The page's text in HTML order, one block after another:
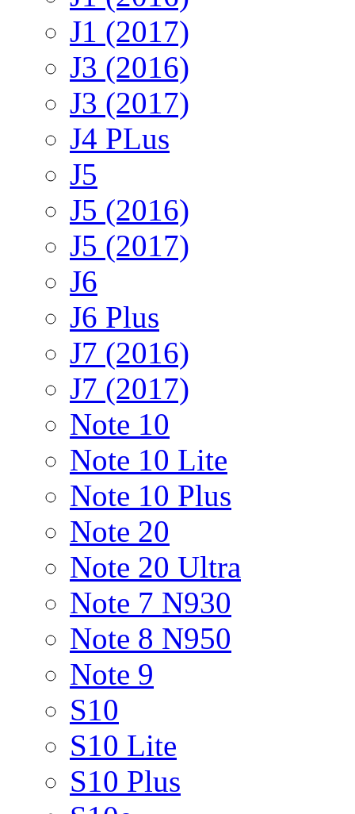
J1 (2017)
J3 (2016)
J3 (2017)
J4 PLus
J5
J5 (2016)
J5 (2017)
J6
J6 Plus
J7 (2016)
J7 (2017)
Note 10
Note 10 Lite
Note 10 Plus
Note 20
Note 20 Ultra
Note 7 N930
Note 8 N950
Note 9
S10
S10 Lite
S10 Plus